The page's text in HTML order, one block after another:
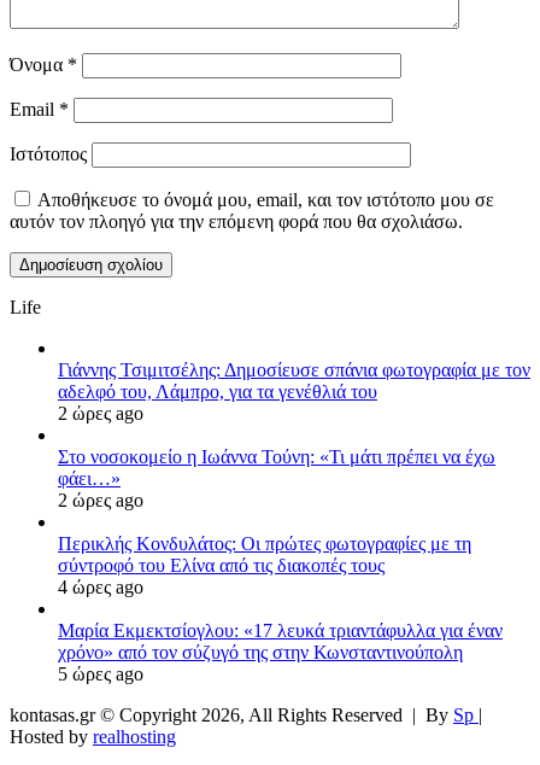
Όνομα *
Email *
Ιστότοπος
Αποθήκευσε το όνομά μου, email, και τον ιστότοπο μου σε
αυτόν τον πλοηγό για την επόμενη φορά που θα σχολιάσω.
Life
Γιάννης Τσιμιτσέλης: Δημοσίευσε σπάνια φωτογραφία με τον
αδελφό του, Λάμπρο, για τα γενέθλιά του
2 ώρες ago
Στο νοσοκομείο η Ιωάννα Τούνη: «Τι μάτι πρέπει να έχω
φάει…»
2 ώρες ago
Περικλής Κονδυλάτος: Οι πρώτες φωτογραφίες με τη
σύντροφό του Ελίνα από τις διακοπές τους
4 ώρες ago
Μαρία Εκμεκτσίογλου: «17 λευκά τριαντάφυλλα για έναν
χρόνο» από τον σύζυγό της στην Κωνσταντινούπολη
5 ώρες ago
kontasas.gr © Copyright 2026, All Rights Reserved | By Sp |
Hosted by realhosting